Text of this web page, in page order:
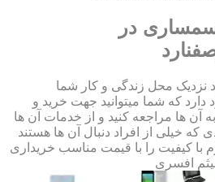
سمساری در
نزدیک محل زندگی و کار شما
که شما میتوانید جهت خرید و
ها مراجعه کنید و از خدمات آن ها
که خیلی از افراد دنبال آن ها هستند
با کیفیت را با قیمت مناسب خریداری